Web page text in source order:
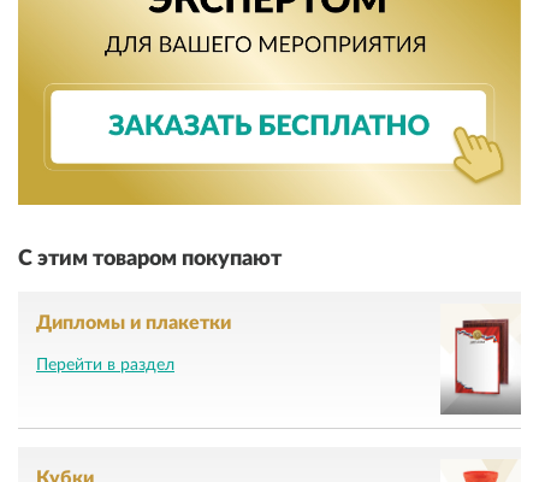
С этим товаром покупают
Дипломы и плакетки
Перейти в раздел